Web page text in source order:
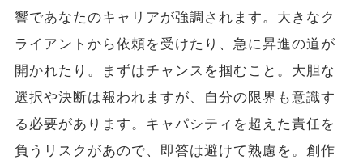
響であなたのキャリアが強調されます。大きなク
ライアントから依頼を受けたり、急に昇進の道が
開かれたり。まずはチャンスを掴むこと。大胆な
選択や決断は報われますが、自分の限界も意識す
る必要があります。キャパシティを超えた責任を
負うリスクがあので、即答は避けて熟慮を。創作